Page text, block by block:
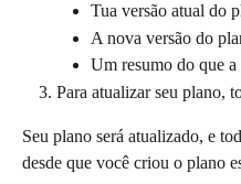
Tua versão atual do
A nova versão do
Um resumo do que
Para atualizar seu plano,
Seu plano será atualizado, e
desde que você criou o plano